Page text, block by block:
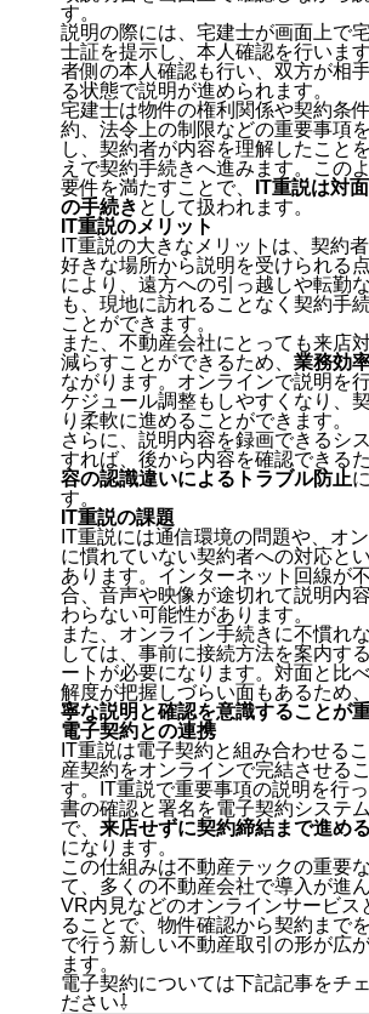
す。
説明の際には、宅建士が画面上で
士証を提示し、本人確認を行いま
者側の本人確認も行い、双方が相
る状態で説明が進められます。
宅建士は物件の権利関係や契約条
約、法令上の制限などの重要事項
し、契約者が内容を理解したこと
えで契約手続きへ進みます。この
要件を満たすことで、
IT重説は対
の手続き として扱われます。
IT重説のメリット
IT重説の大きなメリットは、 契約
好きな場所から説明を受けられる点
により、遠方への引っ越しや転勤
も、現地に訪れることなく契約手
ことができます。
また、不動産会社にとっても来店
減らすことができるため、 業務効
ながります。オンラインで説明を
ケジュール調整もしやすくなり、
り柔軟に進めることができます。
さらに、説明内容を録画できるシ
すれば、後から内容を確認できるた
容の認識違いによるトラブル防止
す。
IT重説の課題
IT重説には通信環境の問題や、オ
に慣れていない契約者への対応と
あります。インターネット回線が
合、音声や映像が途切れて説明内
わらない可能性があります。
また、オンライン手続きに不慣れ
しては、事前に接続方法を案内す
ートが必要になります。対面と比
解度が把握しづらい面もあるため、
寧な説明と確認を意識することが
電子契約との連携
IT重説は電子契約と組み合わせる
産契約をオンラインで完結させる
す。IT重説で重要事項の説明を行
書の確認と署名を電子契約システ
で、 来店せずに契約締結まで進め
になります。
この仕組みは不動産テックの重要
て、多くの不動産会社で導入が進ん
VR内見などのオンラインサービス
ることで、物件確認から契約まで
で行う新しい不動産取引の形が広
ます。
電子契約については下記記事をチ
ださい⇩